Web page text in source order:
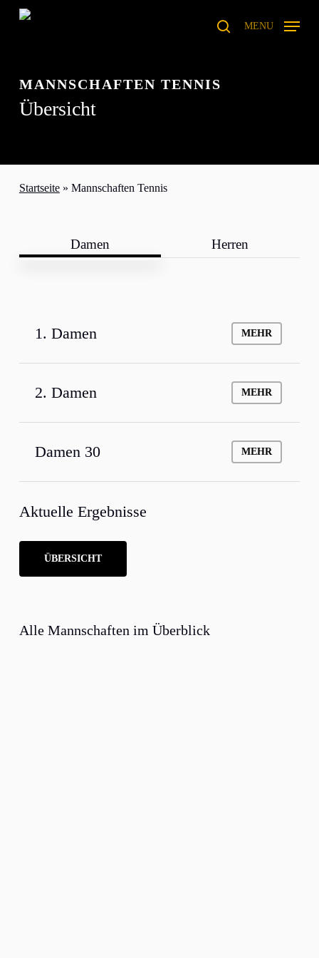
Skip
searchMENU
MANNSCHAFTEN TENNIS
Übersicht
Startseite» Mannschaften Tennis
Damen Herren
1. Damen MEHR
2. Damen MEHR
Damen 30 MEHR
Aktuelle Ergebnisse
ÜBERSICHT
Alle Mannschaften im Überblick